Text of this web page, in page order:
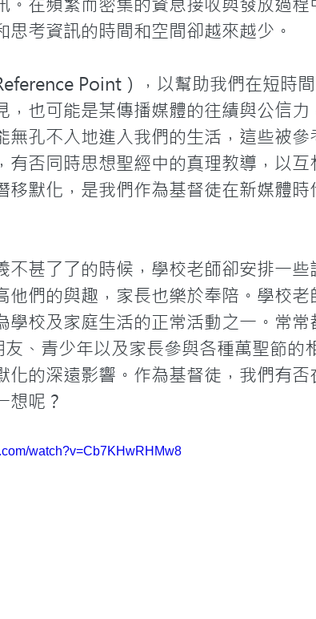
在頻繁而密集的資息接收與發放過程
考資訊的時間和空間卻越來越少。
Point），以幫助我們在短時間
也可能是某傳播媒體的往績與公信力
孔不入地進入我們的生活，這些被參
否同時思想聖經中的真理教導，以互
默化，是我們作為基督徒在新媒體時
甚了了的時候，學校老師卻安排一些
們的與趣，家長也樂於奉陪。學校老
校及家庭生活的正常活動之一。常常
、青少年以及家長參與各種萬聖節的
的深遠影響。作為基督徒，我們有否
想呢？
watch?v=Cb7KHwRHMw8